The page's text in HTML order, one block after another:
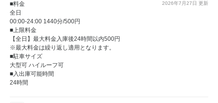
2026年7月27日 更新
■料金
全日
00:00-24:00 1440分/500円
■上限料金
【全日】最大料金入庫後24時間以内500円
※最大料金は繰り返し適用となります。
■駐車サイズ
大型可 ハイルーフ可
■入出庫可能時間
24時間